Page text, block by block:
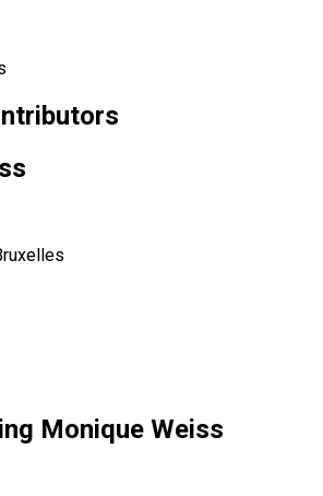
Monique Weiss